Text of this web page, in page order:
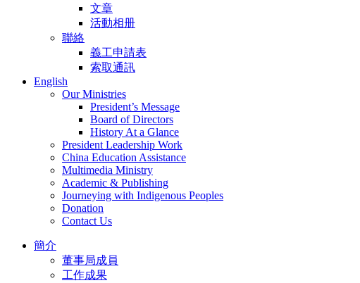
文章
活動相册
聯絡
義工申請表
索取通訊
English
Our Ministries
President’s Message
Board of Directors
History At a Glance
President Leadership Work
China Education Assistance
Multimedia Ministry
Academic & Publishing
Journeying with Indigenous Peoples
Donation
Contact Us
簡介
董事局成員
工作成果